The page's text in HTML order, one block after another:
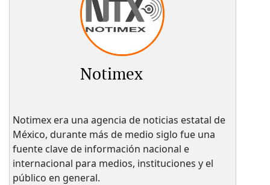
Notimex
Notimex era una agencia de noticias estatal de
México, durante más de medio siglo fue una
fuente clave de información nacional e
internacional para medios, instituciones y el
público en general.